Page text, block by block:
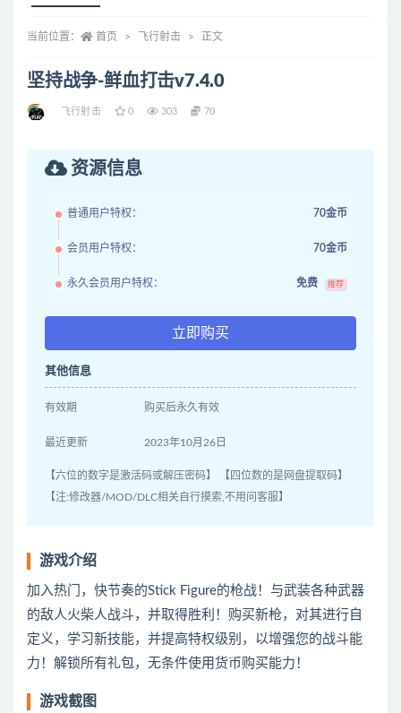
当前位置： 首页 飞行射击 正文
坚持战争-鲜血打击v7.4.0
飞行射击 0 303 70
资源信息
普通用户特权： 70金币
会员用户特权： 70金币
永久会员用户特权： 免费 推荐
立即购买
其他信息
有效期 购买后永久有效
最近更新 2023年10月26日
【六位的数字是激活码或解压密码】 【四位数的是网盘提取码】
【注:修改器/MOD/DLC相关自行摸索,不用问客服】
游戏介绍
加入热门，快节奏的Stick Figure的枪战！与武装各种武器
的敌人火柴人战斗，并取得胜利！购买新枪，对其进行自
定义，学习新技能，并提高特权级别，以增强您的战斗能
力！解锁所有礼包，无条件使用货币购买能力！
游戏截图